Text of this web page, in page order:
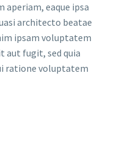
eaque ipsa
architecto beatae
ipsam voluptatem
aut fugit, sed quia
ratione voluptatem